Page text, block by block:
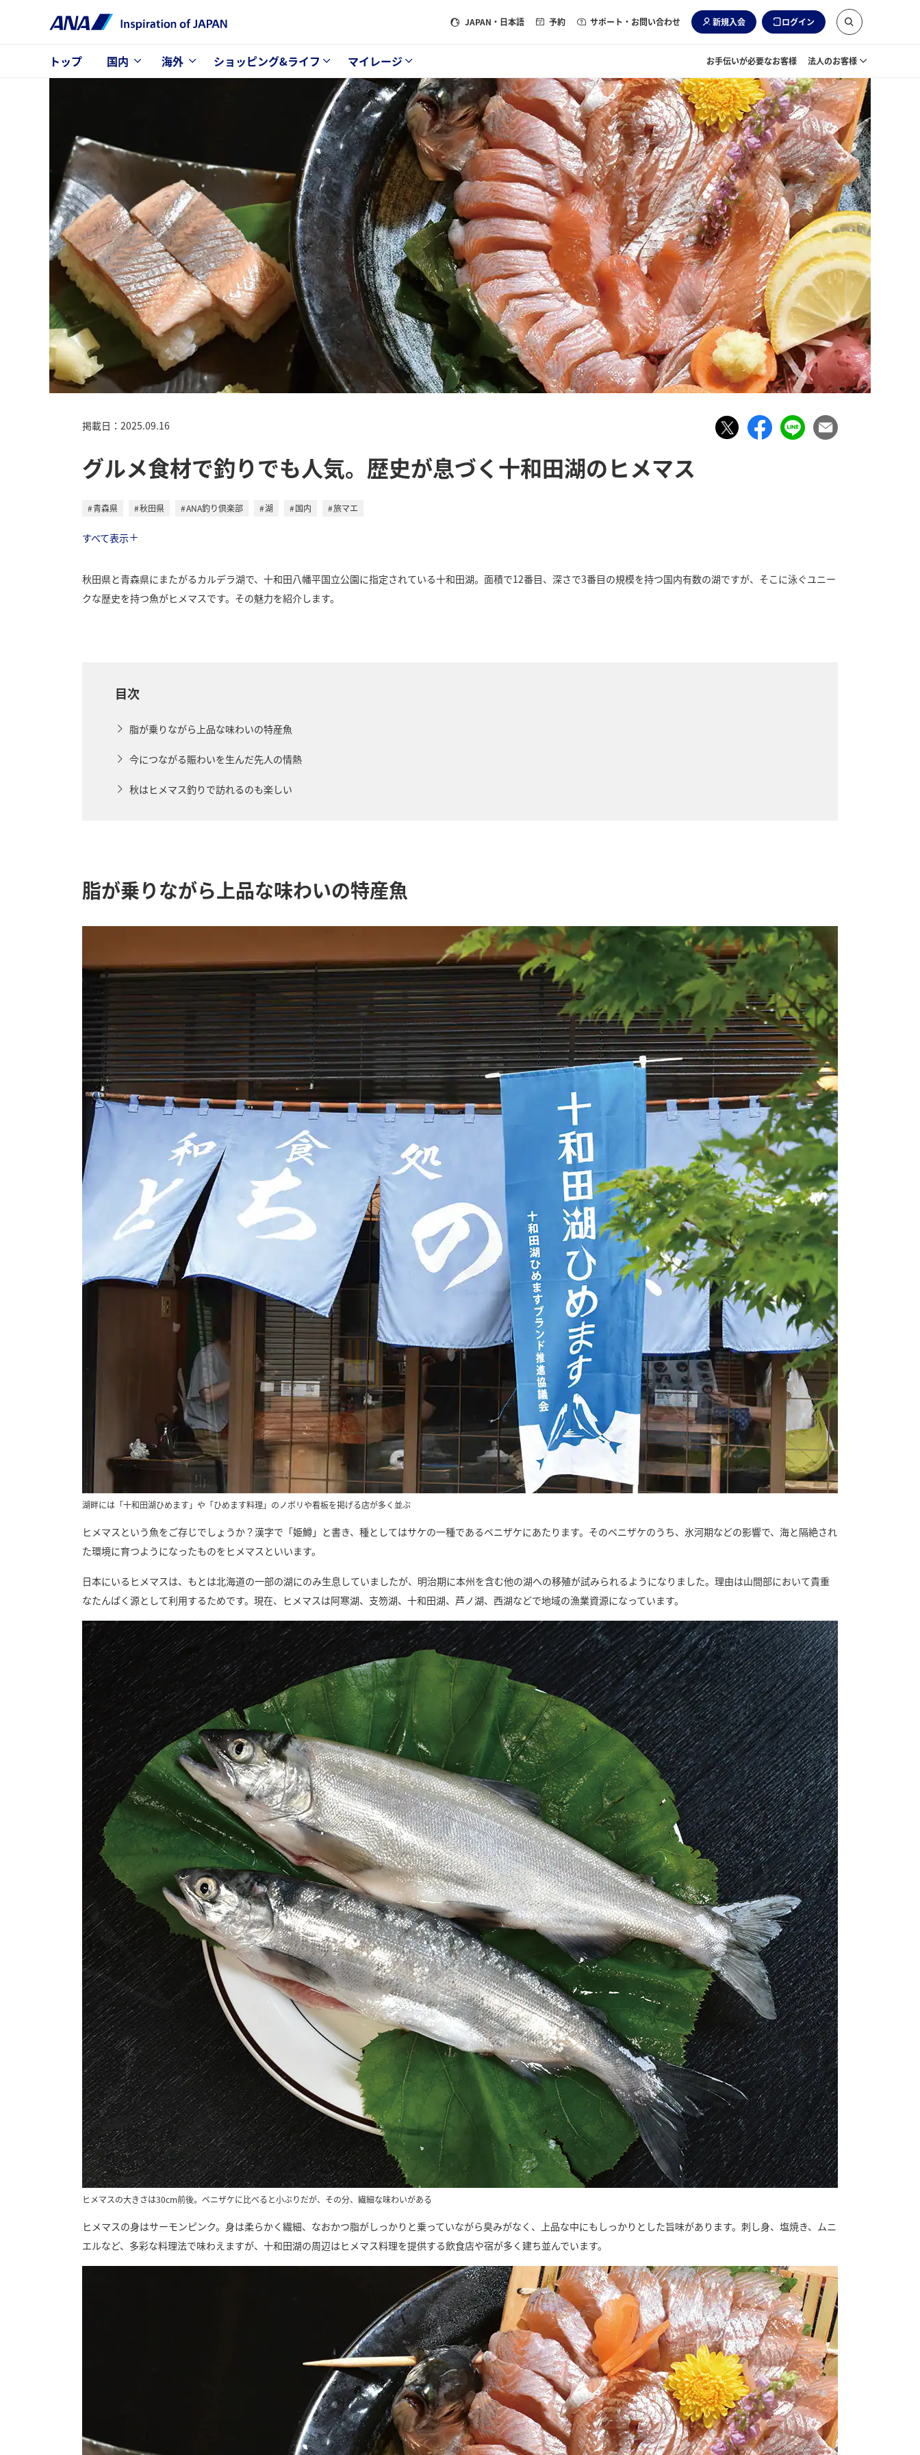
JAPAN ・日本語 予約 サポート・お問い合わせ 新規入会 ログイン
トップ 国内 海外 ショッピング&ライフ マイレージ お手伝いが必要なお客様 法人のお客様
掲載日：2025.09.16
グルメ食材で釣りでも人気。歴史が息づく十和田湖のヒメマス
青森県 秋田県 ANA釣り倶楽部 湖 国内
旅マエ
すべて表示
秋田県と青森県にまたがるカルデラ湖で、十和田八幡平国立公園に指定されている十和田湖。面積で12番目、深さで3番目の規模を持つ国内有数の湖ですが、そこに泳ぐユニー
クな歴史を持つ魚がヒメマスです。その魅力を紹介します。
目次
脂が乗りながら上品な味わいの特産魚
今につながる賑わいを生んだ先人の情熱
秋はヒメマス釣りで訪れるのも楽しい
脂が乗りながら上品な味わいの特産魚
湖畔には「十和田湖ひめます」や「ひめます料理」のノボリや看板を掲げる店が多く並ぶ
ヒメマスという魚をご存じでしょうか？漢字で「姫鱒」と書き、種としてはサケの一種であるベニザケにあたります。そのベニザケのうち、氷河期などの影響で、海と隔絶され
た環境に育つようになったものをヒメマスといいます。
日本にいるヒメマスは、もとは北海道の一部の湖にのみ生息していましたが、明治期に本州を含む他の湖への移殖が試みられるようになりました。理由は山間部において貴重
なたんぱく源として利用するためです。現在、ヒメマスは阿寒湖、支笏湖、十和田湖、芦ノ湖、西湖などで地域の漁業資源になっています。
ヒメマスの大きさは30cm前後。ベニザケに比べると小ぶりだが、その分、繊細な味わいがある
ヒメマスの身はサーモンピンク。身は柔らかく繊細、なおかつ脂がしっかりと乗っていながら臭みがなく、上品な中にもしっかりとした旨味があります。刺し身、塩焼き、ムニ
エルなど、多彩な料理法で味わえますが、十和田湖の周辺はヒメマス料理を提供する飲食店や宿が多く建ち並んでいます。